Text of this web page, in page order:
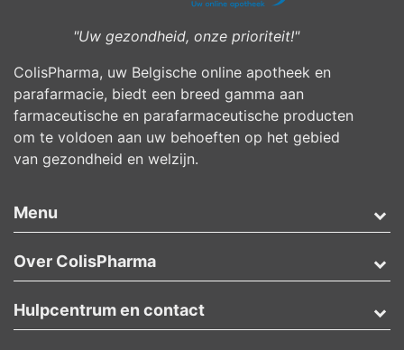
"Uw gezondheid, onze prioriteit!"
ColisPharma, uw Belgische online apotheek en
parafarmacie, biedt een breed gamma aan
farmaceutische en parafarmaceutische producten
om te voldoen aan uw behoeften op het gebied
van gezondheid en welzijn.
Menu
Over ColisPharma
Hulpcentrum en contact